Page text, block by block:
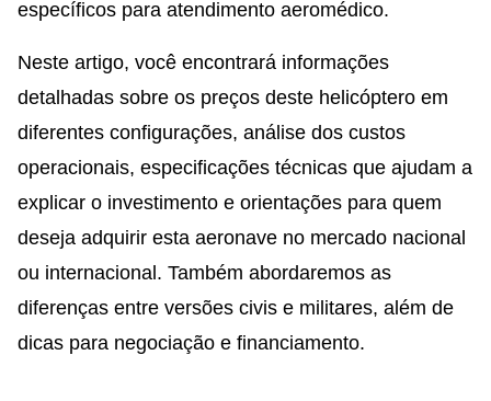
específicos para atendimento aeromédico.
Neste artigo, você encontrará informações
detalhadas sobre os preços deste helicóptero em
diferentes configurações, análise dos custos
operacionais, especificações técnicas que ajudam a
explicar o investimento e orientações para quem
deseja adquirir esta aeronave no mercado nacional
ou internacional. Também abordaremos as
diferenças entre versões civis e militares, além de
dicas para negociação e financiamento.